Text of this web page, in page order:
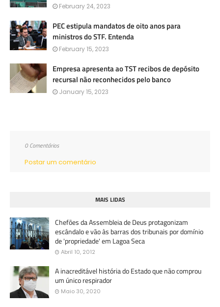
February 24, 2023
PEC estipula mandatos de oito anos para
ministros do STF. Entenda
February 15, 2023
Empresa apresenta ao TST recibos de depósito
recursal não reconhecidos pelo banco
January 15, 2023
0 Comentários
Postar um comentário
MAIS LIDAS
Chefões da Assembleia de Deus protagonizam
escândalo e vão às barras dos tribunais por domínio
de 'propriedade' em Lagoa Seca
Abril 10, 2012
A inacreditável história do Estado que não comprou
um único respirador
Maio 30, 2020